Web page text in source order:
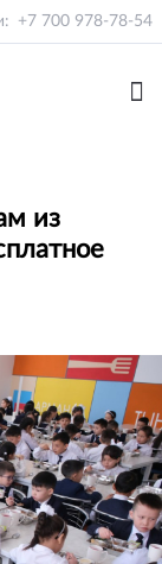
+7 700 978-78-54
из